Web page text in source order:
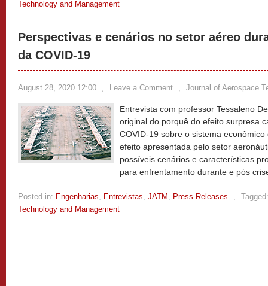
Technology and Management
Perspectivas e cenários no setor aéreo
da COVID-19
August 28, 2020 12:00 , Leave a Comment , Journal of Aerospace
Entrevista com professor Tessaleno
original do porquê do efeito surpresa
COVID-19 sobre o sistema
efeito apresentada pelo setor
possíveis cenários e características
para enfrentamento durante e pós
Posted in: Engenharias, Entrevistas, JATM , Press Releases ,
Tagged:
Technology and Management